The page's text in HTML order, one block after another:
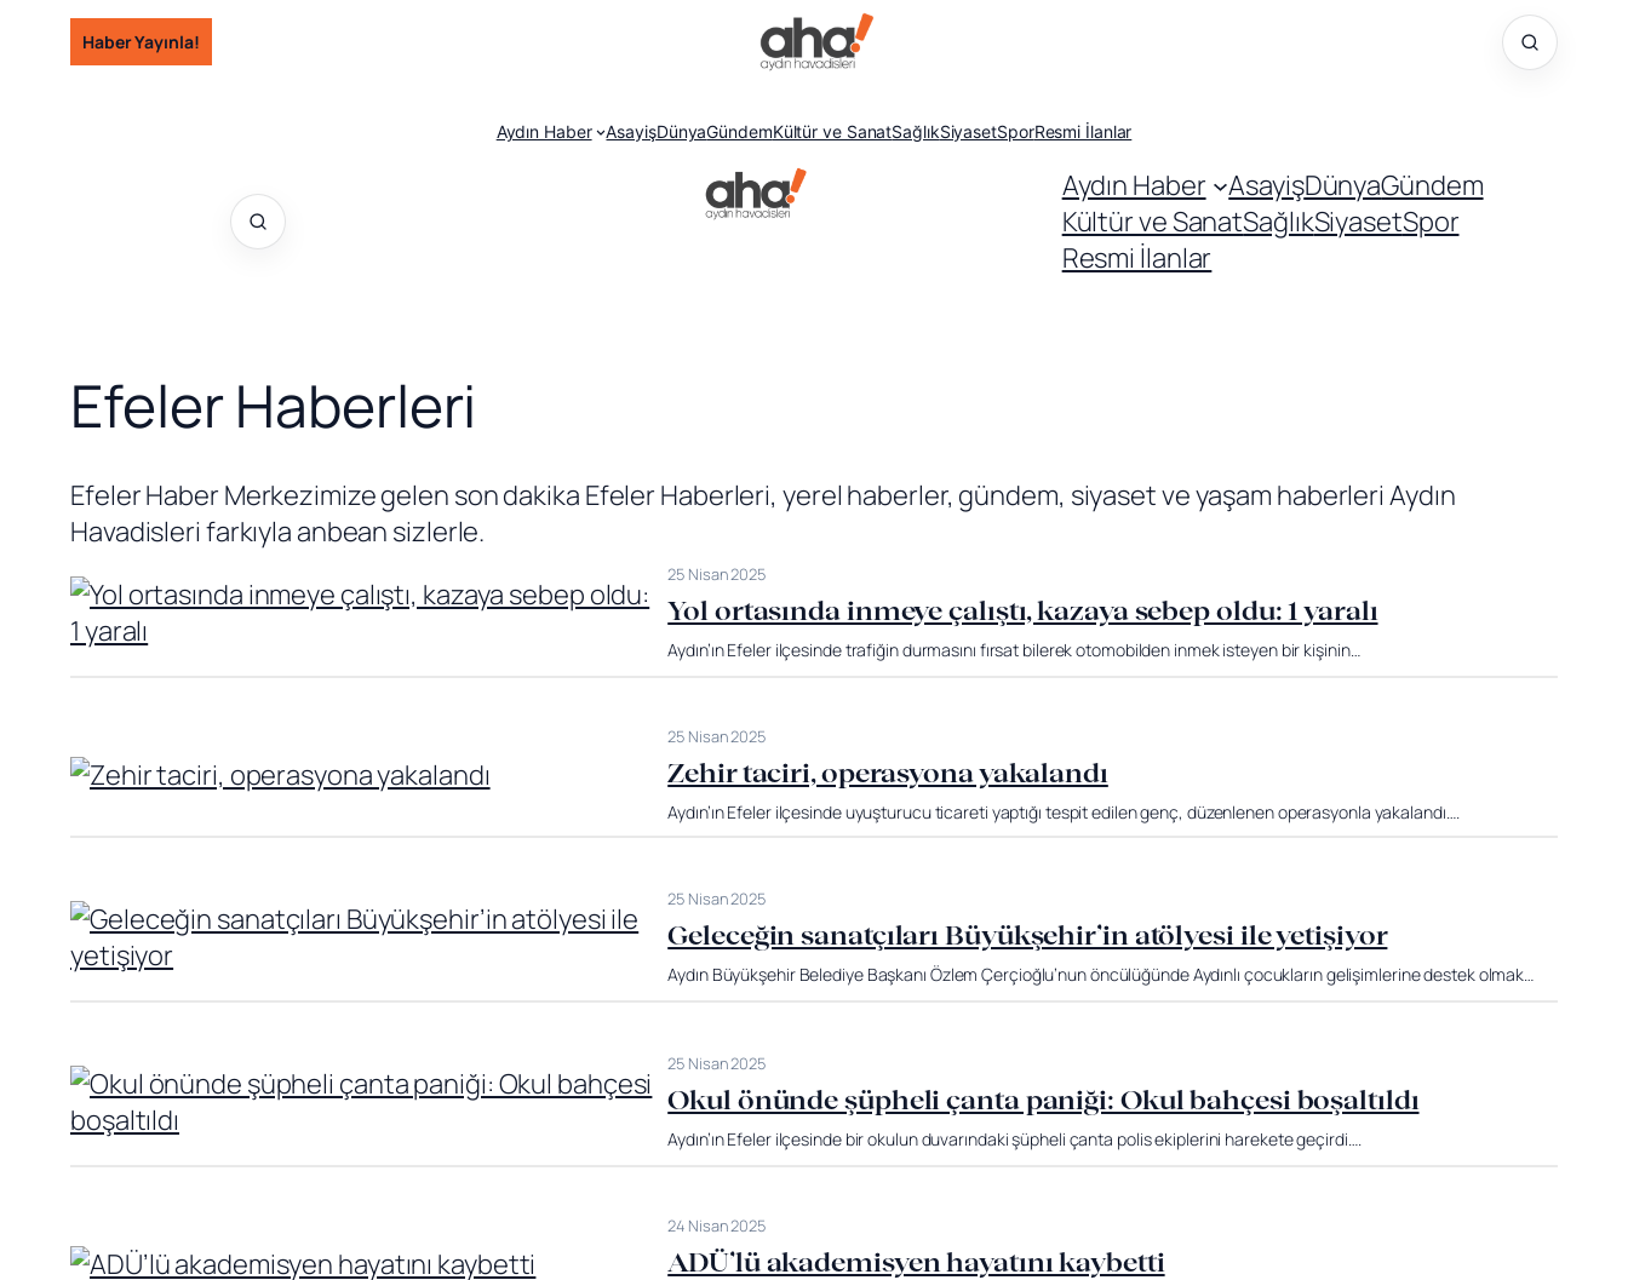
İçeriğeHaber Yayınla!
Aydın Haber AsayişDünyaGündemKültür ve SanatSağlıkSiyasetSporResmi İlanlar
Aydın Haber AsayişDünyaGündem
Kültür ve SanatSağlıkSiyasetSpor
Resmi İlanlar
Efeler Haberleri
Efeler Haber Merkezimize gelen son dakika Efeler Haberleri, yerel haberler, gündem, siyaset ve yaşam haberleri Aydın
Havadisleri farkıyla anbean sizlerle.
25 Nisan 2025
Yol ortasında inmeye çalıştı, kazaya sebep oldu: 1 yaralı
Aydın’ın Efeler ilçesinde trafiğin durmasını fırsat bilerek otomobilden inmek isteyen bir kişinin…
25 Nisan 2025
Zehir taciri, operasyona yakalandı
Aydın’ın Efeler ilçesinde uyuşturucu ticareti yaptığı tespit edilen genç, düzenlenen operasyonla yakalandı….
25 Nisan 2025
Geleceğin sanatçıları Büyükşehir’in atölyesi ile yetişiyor
Aydın Büyükşehir Belediye Başkanı Özlem Çerçioğlu’nun öncülüğünde Aydınlı çocukların gelişimlerine destek olmak…
25 Nisan 2025
Okul önünde şüpheli çanta paniği: Okul bahçesi boşaltıldı
Aydın’ın Efeler ilçesinde bir okulun duvarındaki şüpheli çanta polis ekiplerini harekete geçirdi….
24 Nisan 2025
ADÜ’lü akademisyen hayatını kaybetti